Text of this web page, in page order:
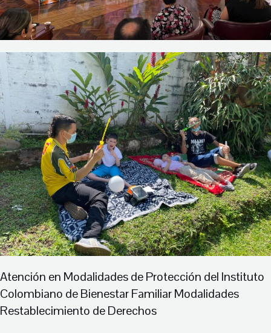
Atención en Modalidades de Protección del Instituto
Colombiano de Bienestar Familiar Modalidades
Restablecimiento de Derechos